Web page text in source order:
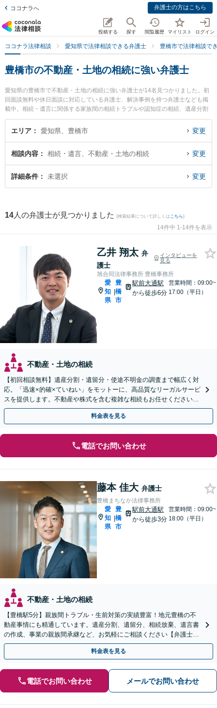
ココナラへ 弁護士の方はこちら
投稿する 探す 閲覧履歴 マイリスト ログイン
ココナラ法律相談 愛知県で法律相談できる弁護士 豊橋市で法律相談で
豊橋市の不動産・土地の相続に強い弁護士
愛知県の豊橋市で不動産・土地の相続に強い弁護士が14名見つかりました。初
回面談無料や休日面談に対応している弁護士、解決事例を持つ弁護士なども掲
載中。相続・遺言に関係する家族間の相続トラブルや認知症の相続、遺産分割
等の細かな分野での絞り込み検索もでき便利です。特に旭合同法律事務所 豊橋
事務所の乙井 翔太弁護士や豊橋まちなか法律事務所の藤本 佳大弁護士、弁護士
産・土地の相続のトラブルを今すぐに弁護士に相談したい』『不動産・土地の
相続のトラブル解決の実績豊富な近くの弁護士を検索したい』『初回相談無料
で不動産・土地の相続を法律相談できる豊橋市内の弁護士に相談予約したい』
エリア 愛知県、豊橋市 変更
相談内容 相続・遺言、不動産・土地の相続 変更
詳細条件 未選択 変更
14 人の弁護士が見つかりました (検索結果について詳しくは こちら)
14件中 1-14件を表示
乙井 翔太 弁
護士
インタビューを
見る
旭合同法律事務所 豊橋事務所
愛
知
県
|
豊
橋
市
駅前大通駅
から徒歩6分
営業時間：09:00~
17:00（平日）
不動産・土地の相続
【初回相談無料】遺産分割・遺留分・使途不明金の調査まで幅広く対
応。「迅速×的確×ていねい」をモットーに、高品質なリーガルサービ
スを提供します。不動産や株式を含む複雑な相続もお任せください
【休日・夜間対応OK】【豊橋駅10分】
料金表を見る
電話でお問い合わせ
藤本 佳大 弁護士
豊橋まちなか法律事務所
愛
知
県
|
豊
橋
市
駅前大通駅
から徒歩3分
営業時間：09:00~
18:00（平日）
不動産・土地の相続
【豊橋駅5分】親族間トラブル・生前対策の実績豊富！地元豊橋の不
動産事情にも精通しています。遺産分割、遺留分、相続放棄、遺言書
の作成、事業の親族間承継など、お気軽にご相談ください【弁護士歴
10年】
料金表を見る
電話でお問い合わせ メールでお問い合わせ